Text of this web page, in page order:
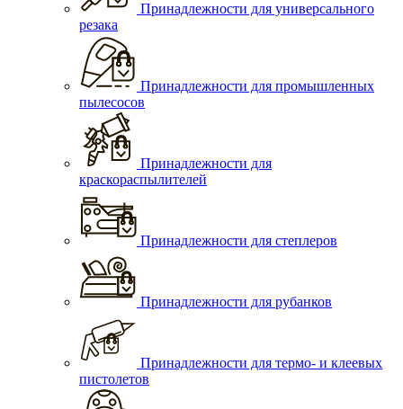
Принадлежности для универсального
резака
Принадлежности для промышленных
пылесосов
Принадлежности для
краскораспылителей
Принадлежности для степлеров
Принадлежности для рубанков
Принадлежности для термо- и клеевых
пистолетов